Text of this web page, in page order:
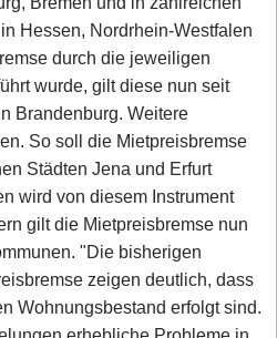
Hessen, Nordrhein-Westfalen
durch die jeweiligen
wurde, gilt diese nun seit
Brandenburg. Weitere
So soll die Mietpreisbremse
Städten Jena und Erfurt
wird von diesem Instrument
gilt die Mietpreisbremse nun
"Die bisherigen
zeigen deutlich, dass
Wohnungsbestand erfolgt sind.